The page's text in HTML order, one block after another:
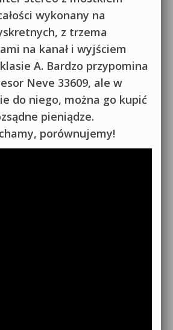
wykonany na
z trzema
na kanał i wyjściem
A. Bardzo przypomina
Neve 33609, ale w
do niego, można go kupić
pieniądze.
porównujemy!